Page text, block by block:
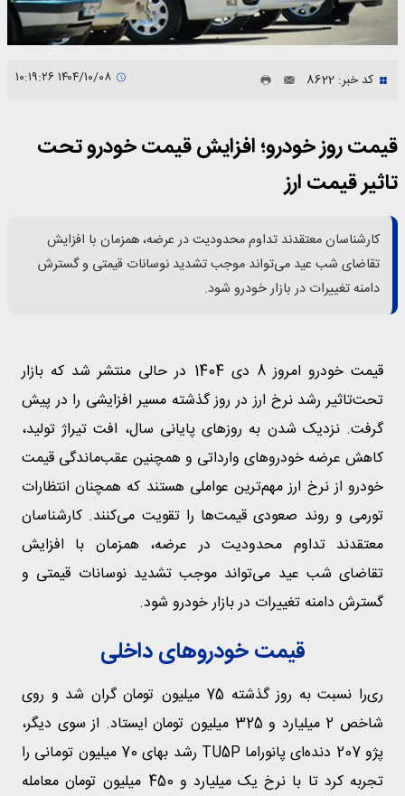
کد خبر: 8622
قیمت روز خودرو؛ افزایش قیمت خودرو تحت
تاثیر قیمت ارز
کارشناسان معتقدند تداوم محدودیت در عرضه، همزمان با افزایش
تقاضای شب عید می‌تواند موجب تشدید نوسانات قیمتی و گسترش
دامنه تغییرات در بازار خودرو شود.
قیمت خودرو امروز 8 دی 1404 در حالی منتشر شد که بازار
تحت‌تاثیر رشد نرخ ارز در روز گذشته مسیر افزایشی را در پیش
گرفت. نزدیک شدن به روزهای پایانی سال، افت تیراژ تولید،
کاهش عرضه خودروهای وارداتی و همچنین عقب‌ماندگی قیمت
خودرو از نرخ ارز مهم‌ترین عواملی هستند که همچنان انتظارات
تورمی و روند صعودی قیمت‌ها را تقویت می‌کنند. کارشناسان
معتقدند تداوم محدودیت در عرضه، همزمان با افزایش
تقاضای شب عید می‌تواند موجب تشدید نوسانات قیمتی و
گسترش دامنه تغییرات در بازار خودرو شود.
قیمت خودروهای داخلی
ری‌را نسبت به روز گذشته 75 میلیون تومان گران شد و روی
شاخص 2 میلیارد و 325 میلیون تومان ایستاد. از سوی دیگر،
پژو 207 دنده‌ای پانوراما TU5P رشد بهای 70 میلیون تومانی را
تجربه کرد تا با نرخ یک میلیارد و 450 میلیون تومان معامله